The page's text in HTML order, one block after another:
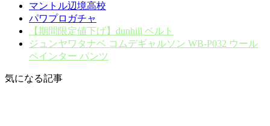
マントル辺境高校
パワプロガチャ
【期間限定値下げ】dunhill ベルト
ジュンヤワタナベ コムデギャルソン WB-P032 ウール
ペインター パンツ
気になる記事